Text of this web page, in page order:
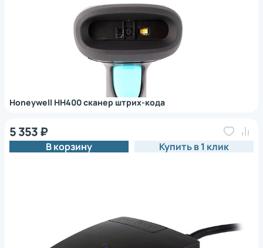
Honeywell HH400 сканер штрих-кода
5 353 ₽
В корзину Купить в 1 клик